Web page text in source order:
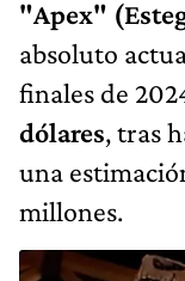
"Apex"
absoluto
finales de
dólares, tras
una
millones.